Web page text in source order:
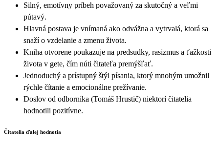
Silný, emotívny príbeh považovaný za skutočný a veľmi
pútavý.
Hlavná postava je vnímaná ako odvážna a vytrvalá, ktorá sa
snaží o vzdelanie a zmenu života.
Kniha otvorene poukazuje na predsudky, rasizmus a ťažkosti
života v gete, čím núti čitateľa premýšľať.
Jednoduchý a prístupný štýl písania, ktorý mnohým umožnil
rýchle čítanie a emocionálne prežívanie.
Doslov od odborníka (Tomáš Hrustič) niektorí čitatelia
hodnotili pozitívne.
Čitatelia ďalej hodnotia